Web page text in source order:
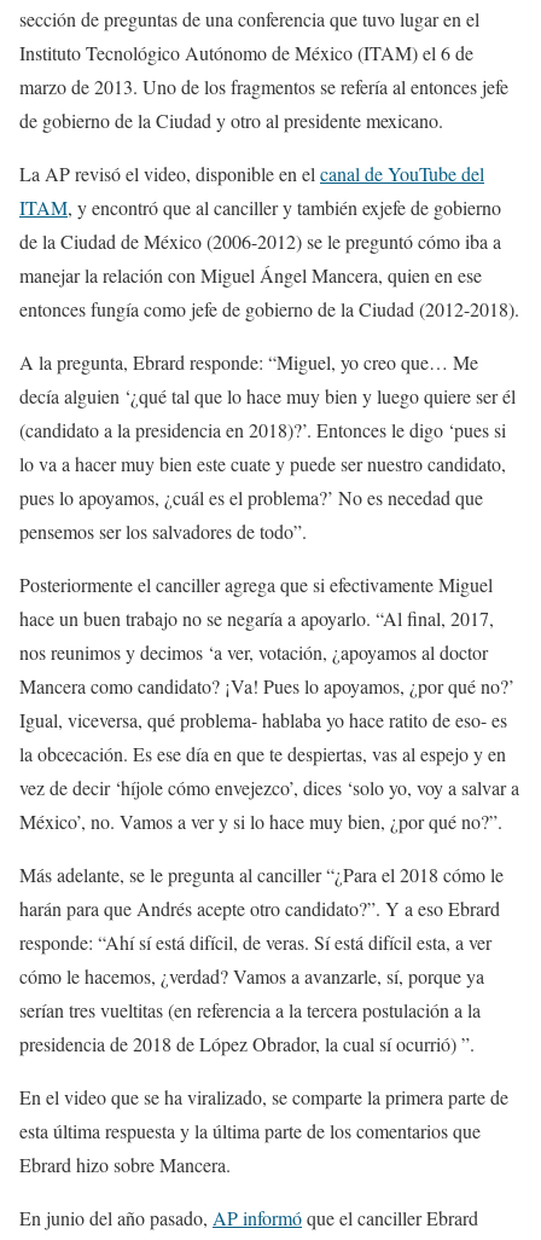
sección de preguntas de una conferencia que tuvo lugar en el
Instituto Tecnológico Autónomo de México (ITAM) el 6 de
marzo de 2013. Uno de los fragmentos se refería al entonces jefe
de gobierno de la Ciudad y otro al presidente mexicano.
La AP revisó el video, disponible en elcanal de YouTube del
ITAM, y encontró que al canciller y también exjefe de gobierno
de la Ciudad de México (2006-2012) se le preguntó cómo iba a
manejar la relación con Miguel Ángel Mancera, quien en ese
entonces fungía como jefe de gobierno de la Ciudad (2012-2018).
A la pregunta, Ebrard responde: “Miguel, yo creo que… Me
decía alguien ‘¿qué tal que lo hace muy bien y luego quiere ser él
(candidato a la presidencia en 2018)?’. Entonces le digo ‘pues si
lo va a hacer muy bien este cuate y puede ser nuestro candidato,
pues lo apoyamos, ¿cuál es el problema?’ No es necedad que
pensemos ser los salvadores de todo”.
Posteriormente el canciller agrega que si efectivamente Miguel
hace un buen trabajo no se negaría a apoyarlo. “Al final, 2017,
nos reunimos y decimos ‘a ver, votación, ¿apoyamos al doctor
Mancera como candidato? ¡Va! Pues lo apoyamos, ¿por qué no?’
Igual, viceversa, qué problema- hablaba yo hace ratito de eso- es
la obcecación. Es ese día en que te despiertas, vas al espejo y en
vez de decir ‘híjole cómo envejezco’, dices ‘solo yo, voy a salvar a
México’, no. Vamos a ver y si lo hace muy bien, ¿por qué no?”.
Más adelante, se le pregunta al canciller “¿Para el 2018 cómo le
harán para que Andrés acepte otro candidato?”. Y a eso Ebrard
responde: “Ahí sí está difícil, de veras. Sí está difícil esta, a ver
cómo le hacemos, ¿verdad? Vamos a avanzarle, sí, porque ya
serían tres vueltitas (en referencia a la tercera postulación a la
presidencia de 2018 de López Obrador, la cual sí ocurrió) ”.
En el video que se ha viralizado, se comparte la primera parte de
esta última respuesta y la última parte de los comentarios que
Ebrard hizo sobre Mancera.
En junio del año pasado, AP informóque el canciller Ebrard